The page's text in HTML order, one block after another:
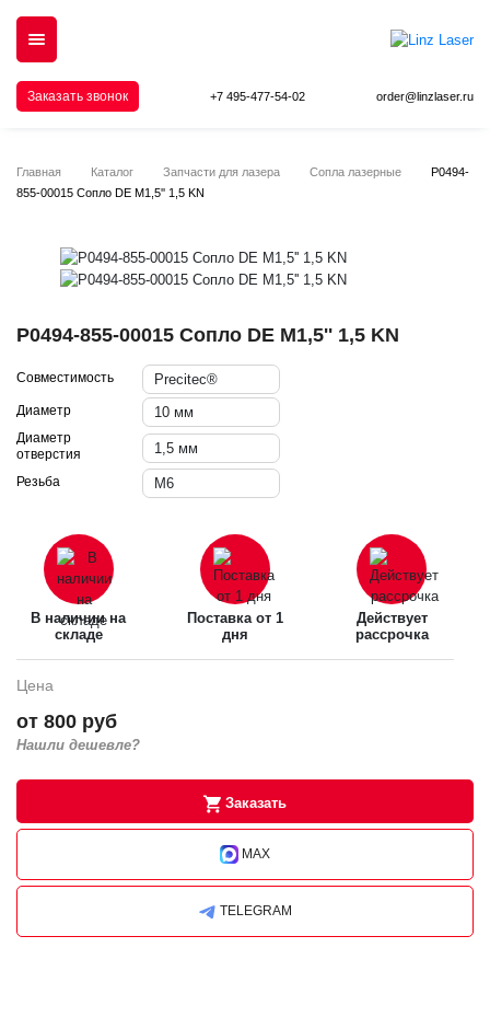
Заказать звонок +7 495-477-54-02 order@linzlaser.ru
Главная Каталог Запчасти для лазера Сопла лазерные
P0494-
855-00015 Сопло DE M1,5'' 1,5 KN
P0494-855-00015 Сопло DE M1,5'' 1,5 KN
Совместимость Precitec®
Диаметр 10 мм
Диаметр
отверстия
1,5 мм
Резьба М6
В наличии на
складе
Поставка от 1
дня
Действует
рассрочка
Цена
от 800 руб
Нашли дешевле?
Заказать
MAX
TELEGRAM